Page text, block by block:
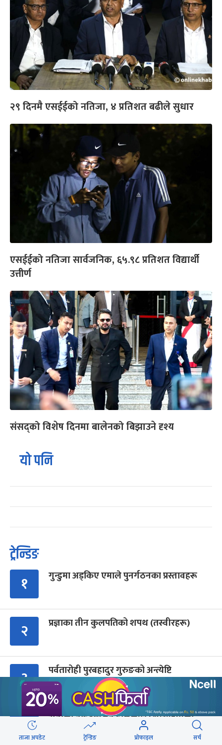
२९ दिनमै एसईईको नतिजा, ४ प्रतिशत बढीले सुधार
एसईईको नतिजा सार्वजनिक, ६५.९८ प्रतिशत विद्यार्थी
उत्तीर्ण
संसद्को विशेष दिनमा बालेनको बिझाउने दृश्य
यो पनि
ट्रेन्डिङ
१ गुन्डुमा अड्किए एमाले पुनर्गठनका प्रस्तावहरू
२ प्रज्ञाका तीन कुलपतिको शपथ (तस्वीरहरू)
३
पर्वतारोही पुरबहादुर गुरुङको अन्त्येष्टि
(तस्वीरहरू)
४
सेनाको नाइटभिजन हेलिकप्टर : भीआईपीका
लागि उड्छ, जनताको ज्यान बचाउन उड्दैन
ताजा अपडेट ट्रेन्डिङ प्रोफाइल सर्च